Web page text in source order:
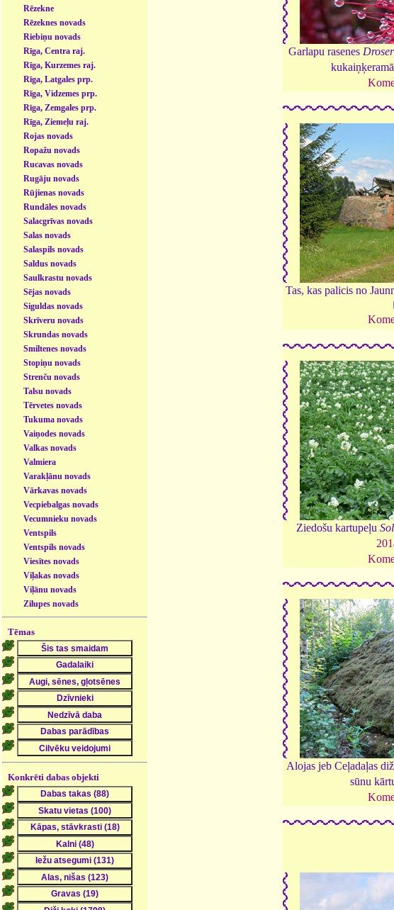
Rēzekne
Rēzeknes novads
Riebiņu novads
Rīga, Centra raj.
Rīga, Kurzemes raj.
Rīga, Latgales prp.
Rīga, Vidzemes prp.
Rīga, Zemgales prp.
Rīga, Ziemeļu raj.
Rojas novads
Ropažu novads
Rucavas novads
Rugāju novads
Rūjienas novads
Rundāles novads
Salacgrīvas novads
Salas novads
Salaspils novads
Saldus novads
Saulkrastu novads
Sējas novads
Siguldas novads
Skrīveru novads
Skrundas novads
Smiltenes novads
Stopiņu novads
Strenču novads
Talsu novads
Tērvetes novads
Tukuma novads
Vaiņodes novads
Valkas novads
Valmiera
Varakļānu novads
Vārkavas novads
Vecpiebalgas novads
Vecumnieku novads
Ventspils
Ventspils novads
Viesītes novads
Viļakas novads
Viļānu novads
Zilupes novads
Tēmas
Konkrēti dabas objekti
Garlapu rasenes
Tas, kas palicis no
Ziedošu kartupeļu
Alojas jeb Ceļadaļas
sūnu